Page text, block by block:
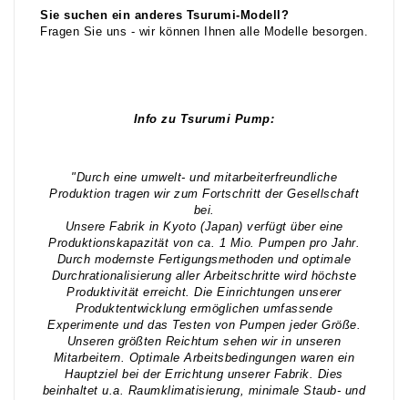
Sie suchen ein anderes Tsurumi-Modell?
Fragen Sie uns - wir können Ihnen alle Modelle besorgen.
Info zu Tsurumi Pump:
"Durch eine umwelt- und mitarbeiterfreundliche
Produktion tragen wir zum Fortschritt der Gesellschaft
bei.
Unsere Fabrik in Kyoto (Japan) verfügt über eine
Produktionskapazität von ca. 1 Mio. Pumpen pro Jahr.
Durch modernste Fertigungsmethoden und optimale
Durchrationalisierung aller Arbeitschritte wird höchste
Produktivität erreicht. Die Einrichtungen unserer
Produktentwicklung ermöglichen umfassende
Experimente und das Testen von Pumpen jeder Größe.
Unseren größten Reichtum sehen wir in unseren
Mitarbeitern. Optimale Arbeitsbedingungen waren ein
Hauptziel bei der Errichtung unserer Fabrik. Dies
beinhaltet u.a. Raumklimatisierung, minimale Staub- und